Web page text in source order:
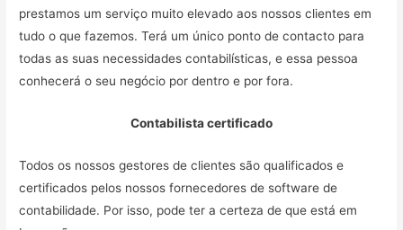
prestamos um serviço muito elevado aos nossos clientes em
tudo o que fazemos. Terá um único ponto de contacto para
todas as suas necessidades contabilísticas, e essa pessoa
conhecerá o seu negócio por dentro e por fora.
Contabilista certificado
Todos os nossos gestores de clientes são qualificados e
certificados pelos nossos fornecedores de software de
contabilidade. Por isso, pode ter a certeza de que está em